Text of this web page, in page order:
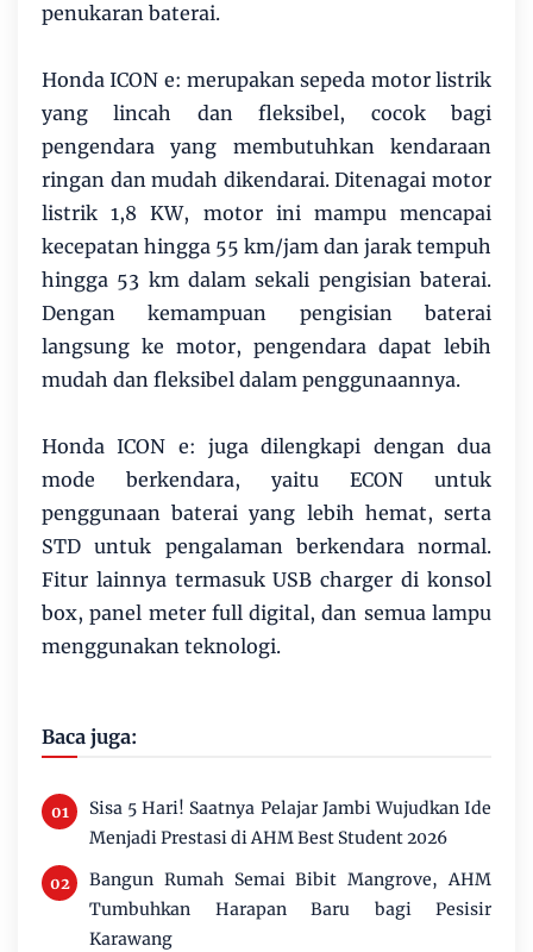
penukaran baterai.
Honda ICON e: merupakan sepeda motor listrik
yang lincah dan fleksibel, cocok bagi
pengendara yang membutuhkan kendaraan
ringan dan mudah dikendarai. Ditenagai motor
listrik 1,8 KW, motor ini mampu mencapai
kecepatan hingga 55 km/jam dan jarak tempuh
hingga 53 km dalam sekali pengisian baterai.
Dengan kemampuan pengisian baterai
langsung ke motor, pengendara dapat lebih
mudah dan fleksibel dalam penggunaannya.
Honda ICON e: juga dilengkapi dengan dua
mode berkendara, yaitu ECON untuk
penggunaan baterai yang lebih hemat, serta
STD untuk pengalaman berkendara normal.
Fitur lainnya termasuk USB charger di konsol
box, panel meter full digital, dan semua lampu
menggunakan teknologi.
Baca juga:
Sisa 5 Hari! Saatnya Pelajar Jambi Wujudkan Ide
Menjadi Prestasi di AHM Best Student 2026
Bangun Rumah Semai Bibit Mangrove, AHM
Tumbuhkan Harapan Baru bagi Pesisir
Karawang